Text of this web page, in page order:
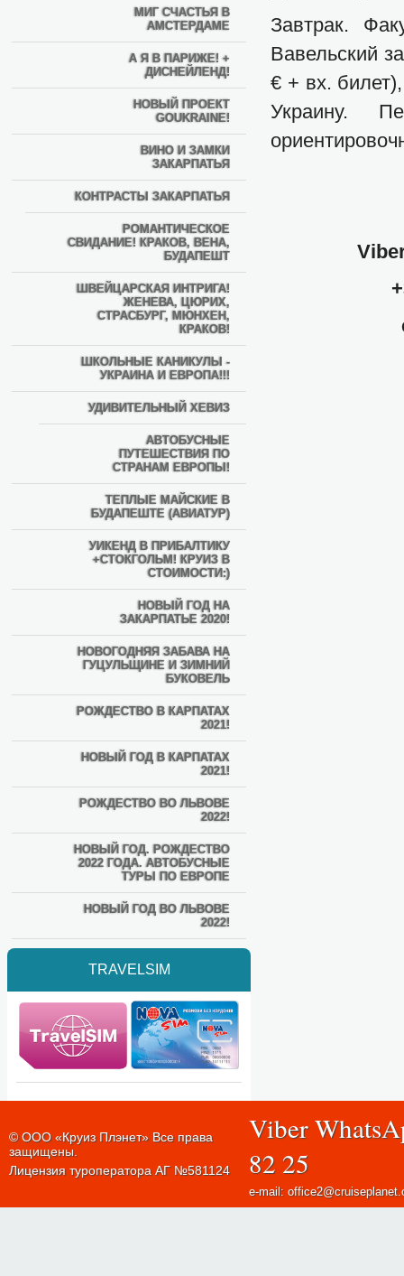
МИГ СЧАСТЬЯ В
АМСТЕРДАМЕ
А Я В ПАРИЖЕ! +
ДИСНЕЙЛЕНД!
НОВЫЙ ПРОЕКТ
GOUKRAINE!
ВИНО И ЗАМКИ
ЗАКАРПАТЬЯ
КОНТРАСТЫ ЗАКАРПАТЬЯ
РОМАНТИЧЕСКОЕ
СВИДАНИЕ! КРАКОВ, ВЕНА,
БУДАПЕШТ
ШВЕЙЦАРСКАЯ ИНТРИГА!
ЖЕНЕВА, ЦЮРИХ,
СТРАСБУРГ, МЮНХЕН,
КРАКОВ!
ШКОЛЬНЫЕ КАНИКУЛЫ -
УКРАИНА И ЕВРОПА!!!
УДИВИТЕЛЬНЫЙ ХЕВИЗ
АВТОБУСНЫЕ
ПУТЕШЕСТВИЯ ПО
СТРАНАМ ЕВРОПЫ!
ТЕПЛЫЕ МАЙСКИЕ В
БУДАПЕШТЕ (АВИАТУР)
УИКЕНД В ПРИБАЛТИКУ
+СТОКГОЛЬМ! КРУИЗ В
СТОИМОСТИ:)
НОВЫЙ ГОД НА
ЗАКАРПАТЬЕ 2020!
НОВОГОДНЯЯ ЗАБАВА НА
ГУЦУЛЬЩИНЕ И ЗИМНИЙ
БУКОВЕЛЬ
РОЖДЕСТВО В КАРПАТАХ
2021!
НОВЫЙ ГОД В КАРПАТАХ
2021!
РОЖДЕСТВО ВО ЛЬВОВЕ
2022!
НОВЫЙ ГОД. РОЖДЕСТВО
2022 ГОДА. АВТОБУСНЫЕ
ТУРЫ ПО ЕВРОПЕ
НОВЫЙ ГОД ВО ЛЬВОВЕ
2022!
TRAVELSIM
Завтрак.
Вавельский
€ + вх.
Украину.
© ООО «Круиз Плэнет» Все права
защищены.
Лицензия туроператора АГ №581124
Viber
82 25
e-mail: